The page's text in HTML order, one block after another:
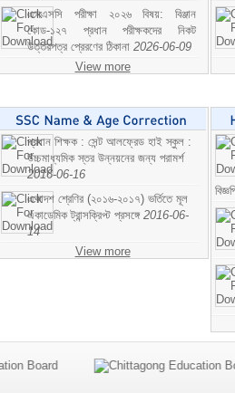
এসএসসি পরীক্ষা ২০২৬ বিষয়: বিঞ্জান
কোড-১২৭ প্রধান পরীক্ষকদের নিকট
উত্তরপত্র প্রেরণের ঠিকানা 2026-06-09
View more
প্রধান শিক্ষক : সেন্ট আলফ্রেড হাই স্কুল :
উচ্চমাধ্যমিক স্তর উন্নয়নের জন্য পরামর্শ
2016-06-16
একাদশ শ্রেণির (২০১৬-২০১৭) ভর্তিতে মূল
একাডেমিক ট্রান্সক্রিপ্ট প্রসঙ্গে 2016-06-
14
View more